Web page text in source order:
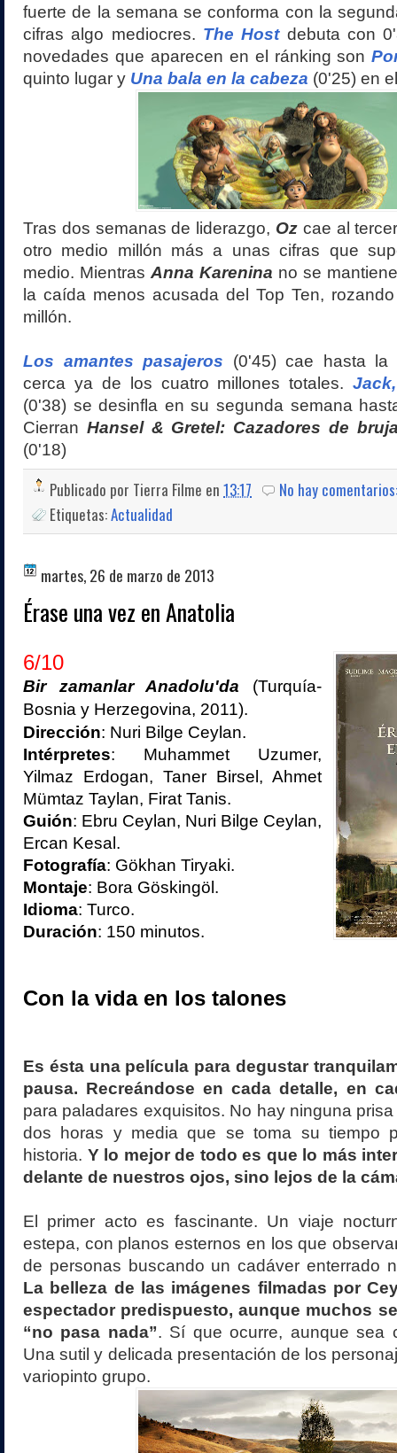
fuerte de la semana se conforma con la
cifras algo mediocres. The Hostdebuta con
novedades que aparecen en el ránking son
quinto lugar y Una bala en la cabeza (0'25) en
Tras dos semanas de liderazgo, Oz cae al
otro medio millón más a unas cifras que
medio. Mientras Anna Karenina no se
la caída menos acusada del Top Ten,
millón.
Los amantes pasajeros (0'45) cae hasta la
cerca ya de los cuatro millones totales.
(0'38) se desinfla en su segunda semana
Cierran Hansel & Gretel: Cazadores de
(0'18)
Publicado por Tierra Filme en 13:17
No hay
Etiquetas:Actualidad
martes, 26 de marzo de 2013
Érase una vez en Anatolia
6/10
Bir zamanlar Anadolu'da
(Turquía-
Bosnia y Herzegovina, 2011).
Dirección: Nuri Bilge Ceylan.
Intérpretes: Muhammet Uzumer,
Yilmaz Erdogan, Taner Birsel, Ahmet
Mümtaz Taylan, Firat Tanis.
Guión: Ebru Ceylan, Nuri Bilge Ceylan,
Ercan Kesal.
Fotografía: Gökhan Tiryaki.
Montaje: Bora Göskingöl.
Idioma: Turco.
Duración: 150 minutos.
Con la vida en los talones
Es ésta una película para degustar
pausa. Recreándose en cada detalle, en
para paladares exquisitos. No hay ninguna
dos horas y media que se toma su tiempo
historia. Y lo mejor de todo es que lo más
delante de nuestros ojos, sino lejos de la
El primer acto es fascinante. Un viaje
estepa, con planos esternos en los que
de personas buscando un cadáver enterrado
La belleza de las imágenes filmadas por
espectador predispuesto, aunque muchos
“no pasa nada”. Sí que ocurre, aunque sea
Una sutil y delicada presentación de los
variopinto grupo.